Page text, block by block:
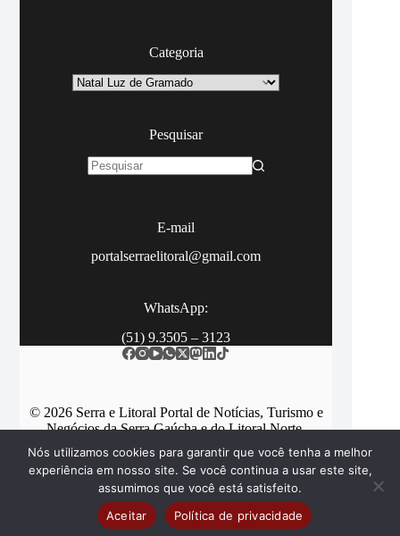
Categoria
Categoria
Pesquisar
E-mail
portalserraelitoral@gmail.com
WhatsApp:
(51) 9.3505 – 3123
© 2026 Serra e Litoral Portal de Notícias, Turismo e
Negócios da Serra Gaúcha e do Litoral Norte.
Categorias Contato
Nós utilizamos cookies para garantir que você tenha a melhor
experiência em nosso site. Se você continua a usar este site,
assumimos que você está satisfeito.
Aceitar
Política de privacidade